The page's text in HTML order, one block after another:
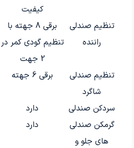
کیفیت
تنظیم صندلی
راننده
برقی 8 جهته با
تنظیم گودی کمر در
2 جهت
تنظیم صندلی
شاگرد
برقی 6 جهته
سردکن صندلی دارد
گرمکن صندلی
های جلو و
دارد